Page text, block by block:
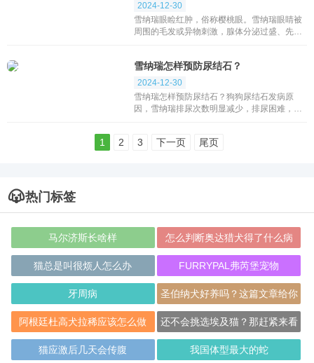
2024-12-30
雪纳瑞眼睑红肿，俗称樱桃眼。雪纳瑞眼睛被
周围的毛发或异物刺激，腺体分泌过盛、先天
瑞眼睛...
雪纳瑞怎样预防尿结石？
2024-12-30
雪纳瑞怎样预防尿结石？狗狗尿结石发病原
因，雪纳瑞排尿次数明显减少，排尿困难，尿
解决方法选用合...
1 2 3 下一页 尾页
热门标签
马尔济斯长啥样 怎么判断奥达猎犬得了什么病
猫总是叫很烦人怎么办 FURRYPAL弗芮堡宠物
牙周病
圣伯纳犬好养吗？这篇文章给你
答案
阿根廷杜高犬拉稀应该怎么做
还不会挑选埃及猫？那赶紧来看
看吧
猫应激后几天会传腹 我国体型最大的蛇